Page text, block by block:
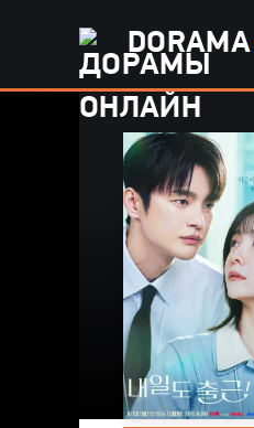
DORAMA